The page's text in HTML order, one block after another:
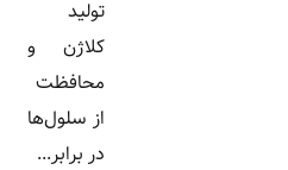
کلاژن و
محافظت
از سلول‌ها
در برابر...